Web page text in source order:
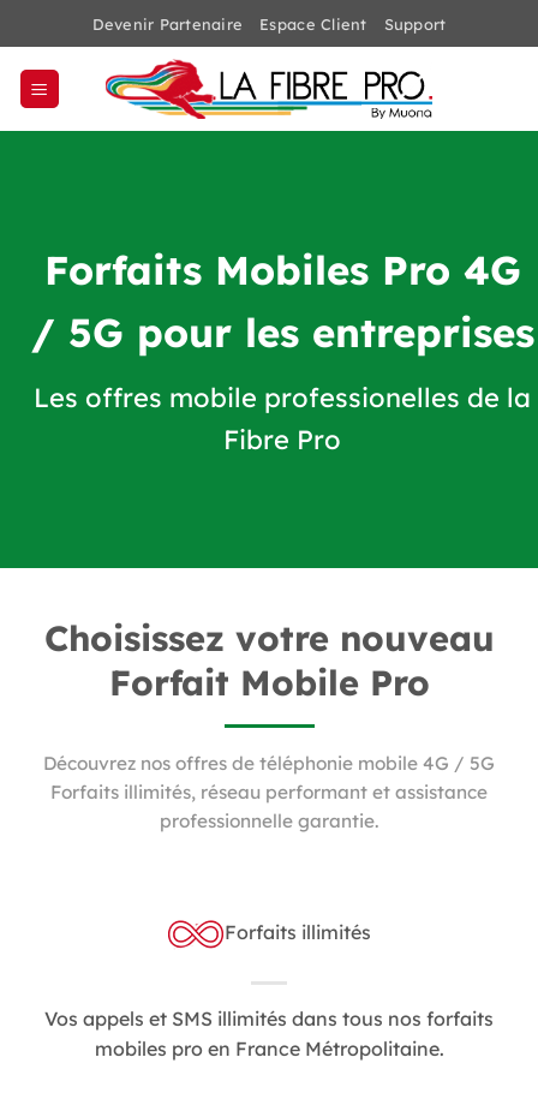
au
contenu
Devenir Partenaire Espace Client Support
Forfaits Mobiles Pro 4G
/ 5G pour les entreprises
Les offres mobile professionelles de la
Fibre Pro
Choisissez votre nouveau
Forfait Mobile Pro
Découvrez nos offres de téléphonie mobile 4G / 5G
Forfaits illimités, réseau performant et assistance
professionnelle garantie.
Forfaits illimités
Vos appels et SMS illimités dans tous nos forfaits
mobiles pro en France Métropolitaine.